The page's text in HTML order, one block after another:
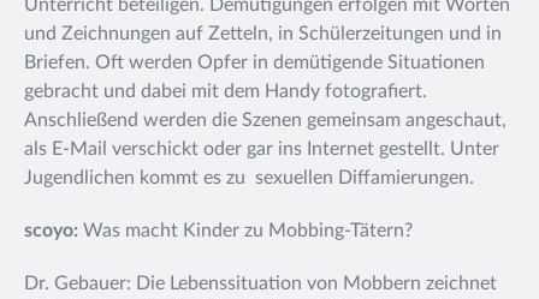
Unterricht beteiligen. Demütigungen erfolgen mit Worten
und Zeichnungen auf Zetteln, in Schülerzeitungen und in
Briefen. Oft werden Opfer in demütigende Situationen
gebracht und dabei mit dem Handy fotografiert.
Anschließend werden die Szenen gemeinsam angeschaut,
als E-Mail verschickt oder gar ins Internet gestellt. Unter
Jugendlichen kommt es zu sexuellen Diffamierungen.
scoyo: Was macht Kinder zu Mobbing-Tätern?
Dr. Gebauer: Die Lebenssituation von Mobbern zeichnet